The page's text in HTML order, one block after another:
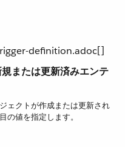
definition.adoc[]
または更新済みエンテ
ェクトが作成または更新され
の値を指定します。